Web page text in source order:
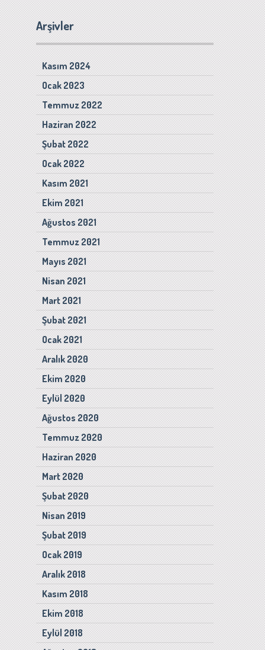
Arşivler
Kasım 2024
Ocak 2023
Temmuz 2022
Haziran 2022
Şubat 2022
Ocak 2022
Kasım 2021
Ekim 2021
Ağustos 2021
Temmuz 2021
Mayıs 2021
Nisan 2021
Mart 2021
Şubat 2021
Ocak 2021
Aralık 2020
Ekim 2020
Eylül 2020
Ağustos 2020
Temmuz 2020
Haziran 2020
Mart 2020
Şubat 2020
Nisan 2019
Şubat 2019
Ocak 2019
Aralık 2018
Kasım 2018
Ekim 2018
Eylül 2018